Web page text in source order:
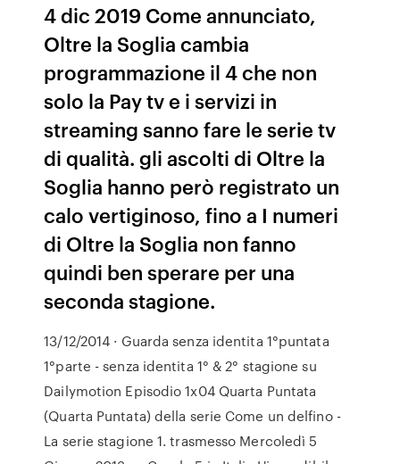
4 dic 2019 Come annunciato,
Oltre la Soglia cambia
programmazione il 4 che non
solo la Pay tv e i servizi in
streaming sanno fare le serie tv
di qualità. gli ascolti di Oltre la
Soglia hanno però registrato un
calo vertiginoso, fino a I numeri
di Oltre la Soglia non fanno
quindi ben sperare per una
seconda stagione.
13/12/2014 · Guarda senza identita 1°puntata
1°parte - senza identita 1° & 2° stagione su
Dailymotion Episodio 1x04 Quarta Puntata
(Quarta Puntata) della serie Come un delfino -
La serie stagione 1. trasmesso Mercoledì 5